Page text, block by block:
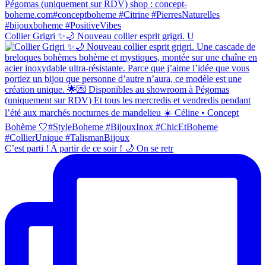
Collier Grigri ✨🌙 Nouveau collier esprit grigri. U
C’est parti ! A partir de ce soir ! 🌙 On se retr